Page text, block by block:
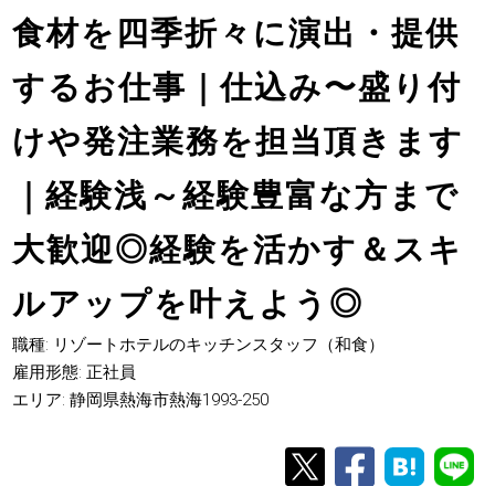
食材を四季折々に演出・提供
するお仕事｜仕込み〜盛り付
けや発注業務を担当頂きます
｜経験浅～経験豊富な方まで
大歓迎◎経験を活かす＆スキ
ルアップを叶えよう◎
職種: リゾートホテルのキッチンスタッフ（和食）
雇用形態: 正社員
エリア: 静岡県熱海市熱海1993-250